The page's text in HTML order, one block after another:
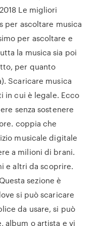
Le migliori
per ascoltare musica
per ascoltare e
la musica sia poi
per quanto
Scaricare musica
in cui è legale. Ecco
senza sostenere
coppia che
musicale digitale
a milioni di brani.
e altri da scoprire.
sezione è
si può scaricare
da usare, si può
album o artista e vi